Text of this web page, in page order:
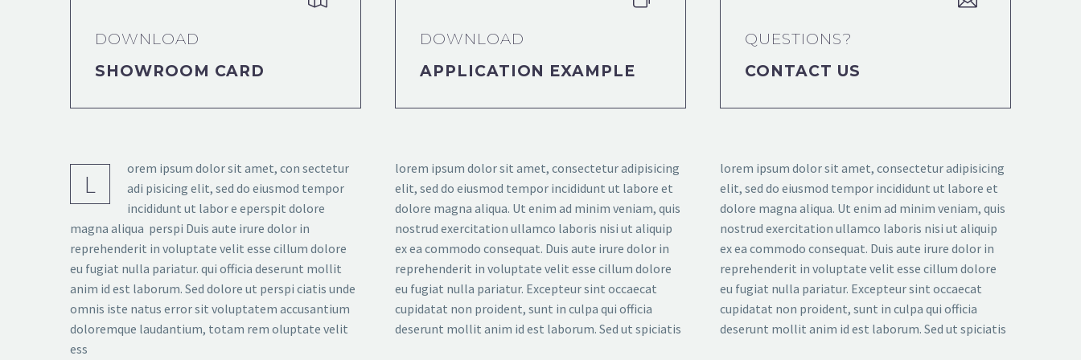
DOWNLOAD
SHOWROOM CARD
DOWNLOAD
APPLICATION EXAMPLE
QUESTIONS?
CONTACT US
L
orem ipsum dolor sit amet, con sectetur
adi pisicing elit, sed do eiusmod tempor
incididunt ut labor e eperspit dolore
magna aliqua perspi Duis aute irure dolor in
reprehenderit in voluptate velit esse cillum dolore
eu fugiat nulla pariatur. qui officia deserunt mollit
anim id est laborum. Sed dolore ut perspi ciatis unde
omnis iste natus error sit voluptatem accusantium
doloremque laudantium, totam rem oluptate velit
ess
lorem ipsum dolor sit amet, consectetur adipisicing
elit, sed do eiusmod tempor incididunt ut labore et
dolore magna aliqua. Ut enim ad minim veniam, quis
nostrud exercitation ullamco laboris nisi ut aliquip
ex ea commodo consequat. Duis aute irure dolor in
reprehenderit in voluptate velit esse cillum dolore
eu fugiat nulla pariatur. Excepteur sint occaecat
cupidatat non proident, sunt in culpa qui officia
deserunt mollit anim id est laborum. Sed ut spiciatis
lorem ipsum dolor sit amet, consectetur adipisicing
elit, sed do eiusmod tempor incididunt ut labore et
dolore magna aliqua. Ut enim ad minim veniam, quis
nostrud exercitation ullamco laboris nisi ut aliquip
ex ea commodo consequat. Duis aute irure dolor in
reprehenderit in voluptate velit esse cillum dolore
eu fugiat nulla pariatur. Excepteur sint occaecat
cupidatat non proident, sunt in culpa qui officia
deserunt mollit anim id est laborum. Sed ut spiciatis